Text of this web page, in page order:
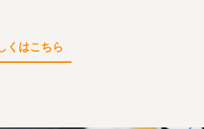
くはこちら